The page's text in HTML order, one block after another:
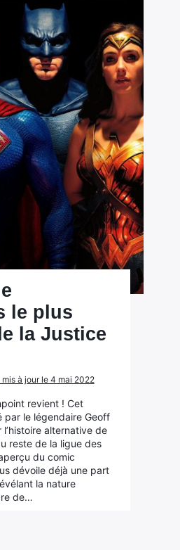
le plus
la Justice
à jour le 4 mai 2022
revient ! Cet
par le légendaire Geoff
alternative de
reste de la ligue des
du comic
dévoile déjà une part
la nature
de…